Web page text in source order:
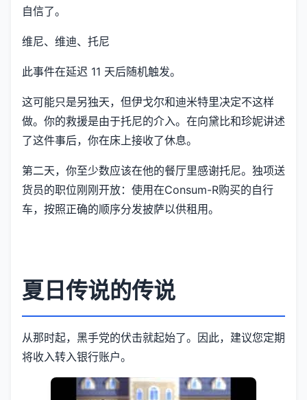
自信了。
维尼、维迪、托尼
此事件在延迟 11 天后随机触发。
这可能只是另独天，但伊戈尔和迪米特里决定不这样
做。你的救援是由于托尼的介入。在向黛比和珍妮讲述
了这件事后，你在床上接收了休息。
第二天，你至少数应该在他的餐厅里感谢托尼。独项送
货员的职位刚刚开放：使用在Consum-R购买的自行
车，按照正确的顺序分发披萨以供租用。
夏日传说的传说
从那时起，黑手党的伏击就起始了。因此，建议您定期
将收入转入银行账户。